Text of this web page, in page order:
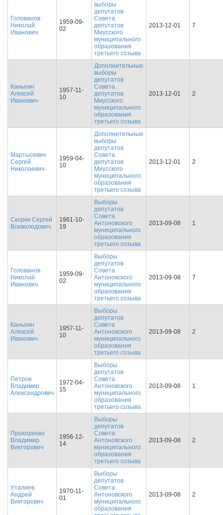
Голованов
Николай
Иванович
1959-09-
02
выборы
депутатов
Совета
депутатов
Миусского
муниципального
образования
третьего созыва
2013-12-01 7
Каныгин
Алексей
Иванович
1957-11-
10
Дополнительные
выборы
депутатов
Совета
депутатов
Миусского
муниципального
образования
третьего созыва
2013-12-01 2
Мартысевич
Сергей
Николаевич
1959-04-
10
Дополнительные
выборы
депутатов
Совета
депутатов
Миусского
муниципального
образования
третьего созыва
2013-12-01 2
Скорик Сергей
Всеволодович
1961-10-
19
Выборы
депутатов
Совета
Антоновского
муниципального
образования
третьего созыва
2013-09-08 1
Голованов
Николай
Иванович
1959-09-
02
Выборы
депутатов
Совета
Антоновского
муниципального
образования
третьего созыва
2013-09-08 7
Каныгин
Алексей
Иванович
1957-11-
10
Выборы
депутатов
Совета
Антоновского
муниципального
образования
третьего созыва
2013-09-08 2
Петров
Владимир
Александрович
1972-04-
15
Выборы
депутатов
Совета
Антоновского
муниципального
образования
третьего созыва
2013-09-08 1
Прохоренко
Владимир
Викторович
1956-12-
14
Выборы
депутатов
Совета
Антоновского
муниципального
образования
третьего созыва
2013-09-08 2
Уталиев
Андрей
Викторович
1970-11-
01
Выборы
депутатов
Совета
Антоновского
муниципального
образования
2013-09-08 2